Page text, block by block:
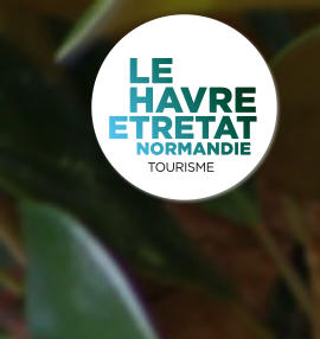
Cookies management panel